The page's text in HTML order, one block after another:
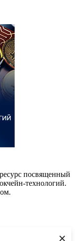
посвященный
технологий.